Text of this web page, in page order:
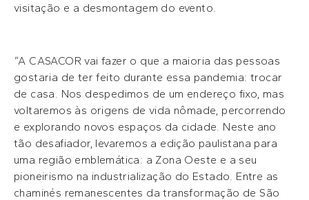
visitação e a desmontagem do evento.
“A CASACOR vai fazer o que a maioria das pessoas
gostaria de ter feito durante essa pandemia: trocar
de casa. Nos despedimos de um endereço fixo, mas
voltaremos às origens de vida nômade, percorrendo
e explorando novos espaços da cidade. Neste ano
tão desafiador, levaremos a edição paulistana para
uma região emblemática: a Zona Oeste e a seu
pioneirismo na industrialização do Estado. Entre as
chaminés remanescentes da transformação de São